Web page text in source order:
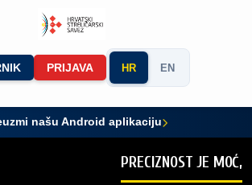
PRIJAVA HR EN
našu Android aplikaciju
PRECIZNOST JE MOĆ,